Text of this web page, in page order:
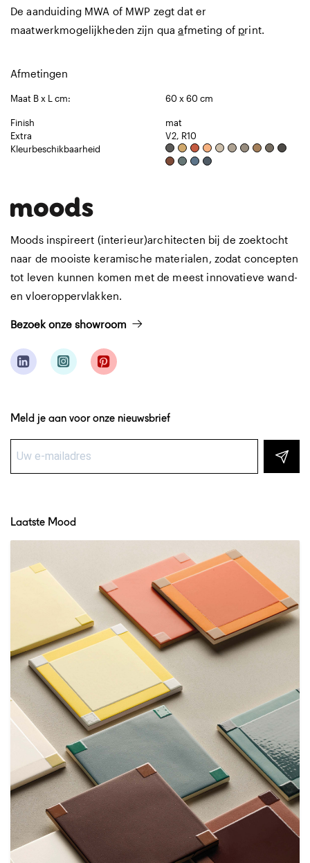
De aanduiding MWA of MWP zegt dat er
maatwerkmogelijkheden zijn quaafmeting of print.
Afmetingen
Maat B x L cm: 60 x 60 cm
Finish
mat
Extra
V2, R10
Kleurbeschikbaarheid
Moods inspireert (interieur)architecten bij de zoektocht
naar de mooiste keramische materialen, zodat concepten
tot leven kunnen komen met de meest innovatieve wand-
en vloeroppervlakken.
Bezoek onze showroom
Meld je aan voor onze nieuwsbrief
Laatste Mood